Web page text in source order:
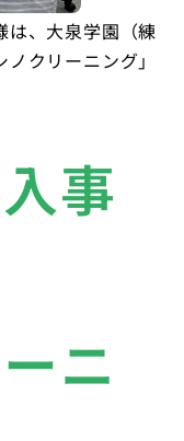
は、大泉学園（練
クリーニング」
事
ニ